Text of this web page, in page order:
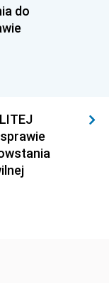
1946
do